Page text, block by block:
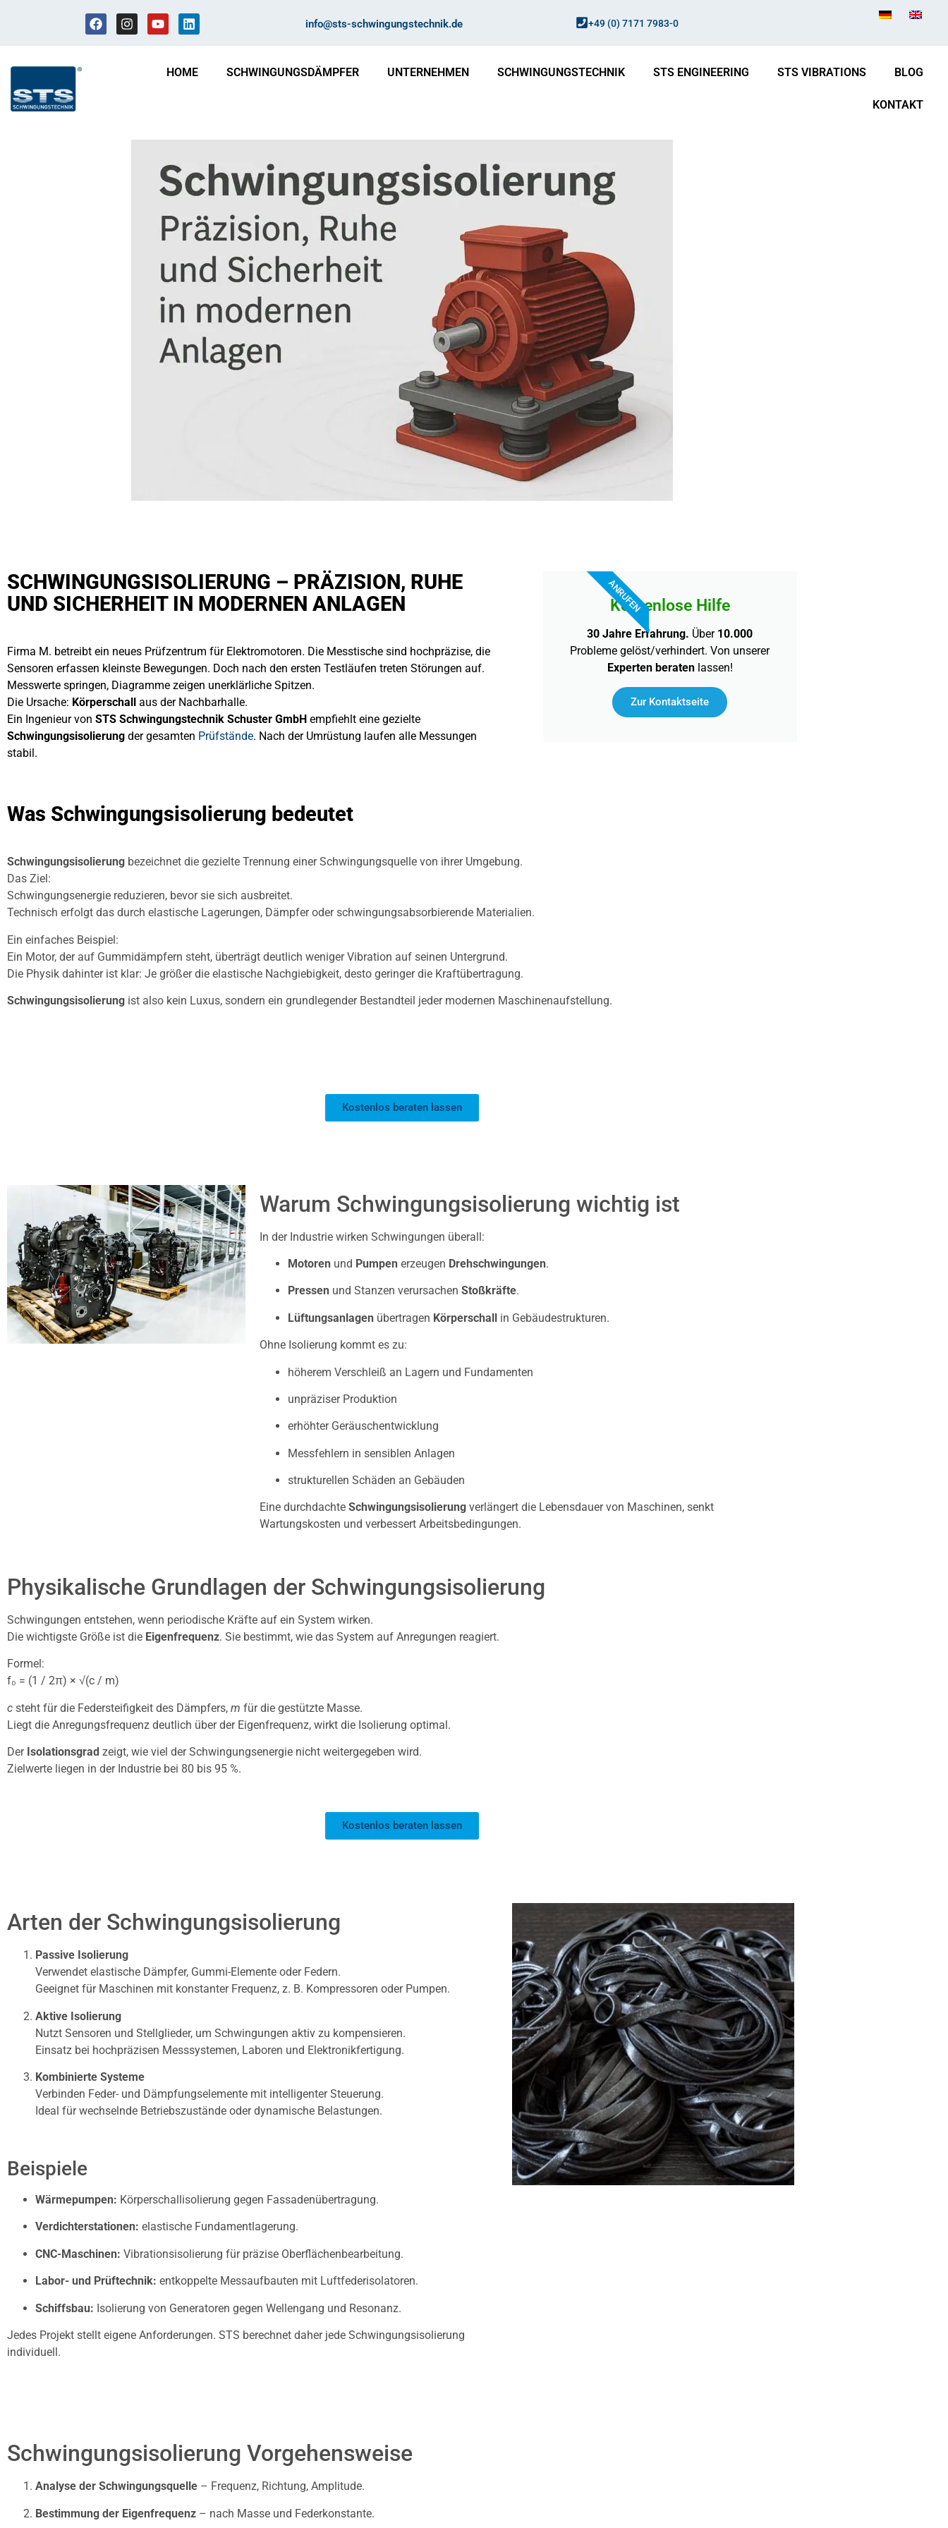
info@sts-schwingungstechnik.de +49 (0) 7171 7983-0
HOME SCHWINGUNGSDÄMPFER UNTERNEHMEN SCHWINGUNGSTECHNIK STS ENGINEERING STS VIBRATIONS BLOG
KONTAKT
SCHWINGUNGSISOLIERUNG – PRÄZISION, RUHE
UND SICHERHEIT IN MODERNEN ANLAGEN
Firma M. betreibt ein neues Prüfzentrum für Elektromotoren. Die Messtische sind hochpräzise, die
Sensoren erfassen kleinste Bewegungen. Doch nach den ersten Testläufen treten Störungen auf.
Messwerte springen, Diagramme zeigen unerklärliche Spitzen.
Die Ursache: Körperschall aus der Nachbarhalle.
Ein Ingenieur von STS Schwingungstechnik Schuster GmbH empfiehlt eine gezielte
Schwingungsisolierung der gesamten Prüfstände. Nach der Umrüstung laufen alle Messungen
stabil.
Kostenlose Hilfe
30 Jahre Erfahrung. Über 10.000
Probleme gelöst/verhindert. Von unserer
Experten beratenlassen!
Zur Kontaktseite
ANRUFEN
Was Schwingungsisolierung bedeutet
Schwingungsisolierung bezeichnet die gezielte Trennung einer Schwingungsquelle von ihrer Umgebung.
Das Ziel:
Schwingungsenergie reduzieren, bevor sie sich ausbreitet.
Technisch erfolgt das durch elastische Lagerungen, Dämpfer oder schwingungsabsorbierende Materialien.
Ein einfaches Beispiel:
Ein Motor, der auf Gummidämpfern steht, überträgt deutlich weniger Vibration auf seinen Untergrund.
Die Physik dahinter ist klar: Je größer die elastische Nachgiebigkeit, desto geringer die Kraftübertragung.
Schwingungsisolierung ist also kein Luxus, sondern ein grundlegender Bestandteil jeder modernen Maschinenaufstellung.
Kostenlos beraten lassen
Warum Schwingungsisolierung wichtig ist
In der Industrie wirken Schwingungen überall:
Motoren und Pumpen erzeugen Drehschwingungen.
Pressen und Stanzen verursachen Stoßkräfte.
Lüftungsanlagen übertragen Körperschall in Gebäudestrukturen.
Ohne Isolierung kommt es zu:
höherem Verschleiß an Lagern und Fundamenten
unpräziser Produktion
erhöhter Geräuschentwicklung
Messfehlern in sensiblen Anlagen
strukturellen Schäden an Gebäuden
Eine durchdachte Schwingungsisolierung verlängert die Lebensdauer von Maschinen, senkt
Wartungskosten und verbessert Arbeitsbedingungen.
Physikalische Grundlagen der Schwingungsisolierung
Schwingungen entstehen, wenn periodische Kräfte auf ein System wirken.
Die wichtigste Größe ist die Eigenfrequenz. Sie bestimmt, wie das System auf Anregungen reagiert.
Formel:
f₀ = (1 / 2π) × √(c / m)
c steht für die Federsteifigkeit des Dämpfers, m für die gestützte Masse.
Liegt die Anregungsfrequenz deutlich über der Eigenfrequenz, wirkt die Isolierung optimal.
Der Isolationsgrad zeigt, wie viel der Schwingungsenergie nicht weitergegeben wird.
Zielwerte liegen in der Industrie bei 80 bis 95 %.
Kostenlos beraten lassen
Arten der Schwingungsisolierung
Passive Isolierung
Verwendet elastische Dämpfer, Gummi-Elemente oder Federn.
Geeignet für Maschinen mit konstanter Frequenz, z. B. Kompressoren oder Pumpen.
Aktive Isolierung
Nutzt Sensoren und Stellglieder, um Schwingungen aktiv zu kompensieren.
Einsatz bei hochpräzisen Messsystemen, Laboren und Elektronikfertigung.
Kombinierte Systeme
Verbinden Feder- und Dämpfungselemente mit intelligenter Steuerung.
Ideal für wechselnde Betriebszustände oder dynamische Belastungen.
Beispiele
Wärmepumpen: Körperschallisolierung gegen Fassadenübertragung.
Verdichterstationen: elastische Fundamentlagerung.
CNC-Maschinen: Vibrationsisolierung für präzise Oberflächenbearbeitung.
Labor- und Prüftechnik: entkoppelte Messaufbauten mit Luftfederisolatoren.
Schiffsbau: Isolierung von Generatoren gegen Wellengang und Resonanz.
Jedes Projekt stellt eigene Anforderungen. STS berechnet daher jede Schwingungsisolierung
individuell.
Schwingungsisolierung Vorgehensweise
Analyse der Schwingungsquelle – Frequenz, Richtung, Amplitude.
Bestimmung der Eigenfrequenz – nach Masse und Federkonstante.